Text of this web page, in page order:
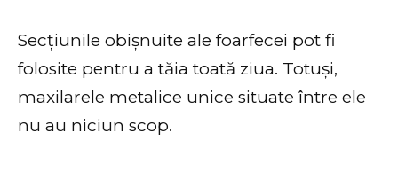
Secțiunile obișnuite ale foarfecei pot fi
folosite pentru a tăia toată ziua. Totuși,
maxilarele metalice unice situate între ele
nu au niciun scop.